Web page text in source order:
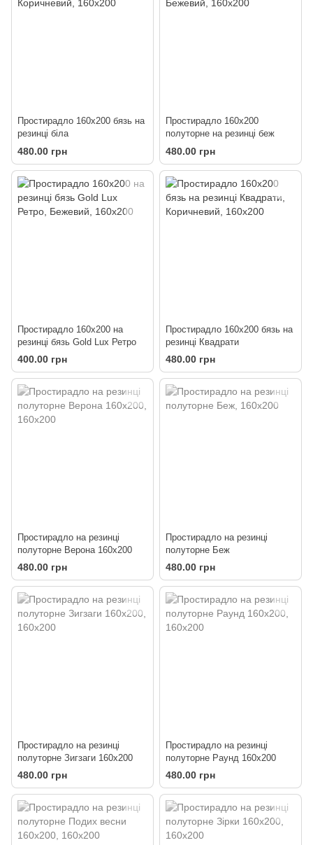
Простирадло 160х200 бязь на
резинці біла
480.00 грн
Простирадло 160х200
полуторне на резинці беж
480.00 грн
Простирадло 160х200 на
резинці бязь Gold Lux Ретро
400.00 грн
Простирадло 160х200 бязь на
резинці Квадрати
480.00 грн
Простирадло на резинці
полуторне Верона 160х200
480.00 грн
Простирадло на резинці
полуторне Беж
480.00 грн
Простирадло на резинці
полуторне Зигзаги 160х200
480.00 грн
Простирадло на резинці
полуторне Раунд 160х200
480.00 грн